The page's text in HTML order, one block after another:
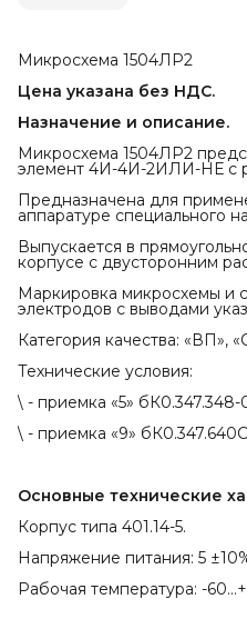
Микросхема 1504ЛР2
Цена указана без НДС.
Назначение и описание.
Микросхема 1504ЛР2
элемент 4И-4И-2ИЛИ-НЕ с
Предназначена для
аппаратуре специального
Выпускается в
корпусе с двусторонним
Маркировка микросхемы и
электродов с выводами
Категория качества: «ВП»,
Технические условия:
\ - приемка «5» бК0.347.348-
\ - приемка «9»
Основные технические
Корпус типа 401.14-5.
Напряжение питания: 5
Рабочая температура: -